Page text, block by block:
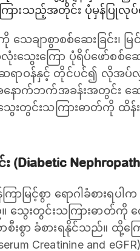
ြားသည့်အတိုင်း ပုံမှန်ပြုလု
ျာစွာစစ်ဆေးခြင်း၊ မြင်
းသွေးကြော ပုံရိပ်ဖော်စစ်ဆ
ဝန်နှင့် တိုင်ပင်၍ လိုအပ်လျှ
နောက်ဘက်အခန်းအတွင်း ဆေ
သွေးတွင်းသကြားဓာတ်ကို ထိ
ြာမြင့်စွာ ရောဂါခံစားရ
။ သွေးတွင်းသကြားဓာတ်ကို
ာစီးစွာ ခံစားရနိုင်သည်။ ထို့
Creatinine and